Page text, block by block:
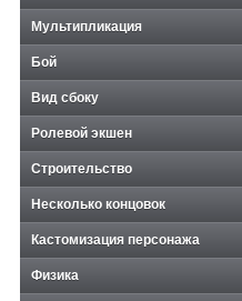
Мультипликация
Бой
Вид сбоку
Ролевой экшен
Строительство
Несколько концовок
Кастомизация персонажа
Физика